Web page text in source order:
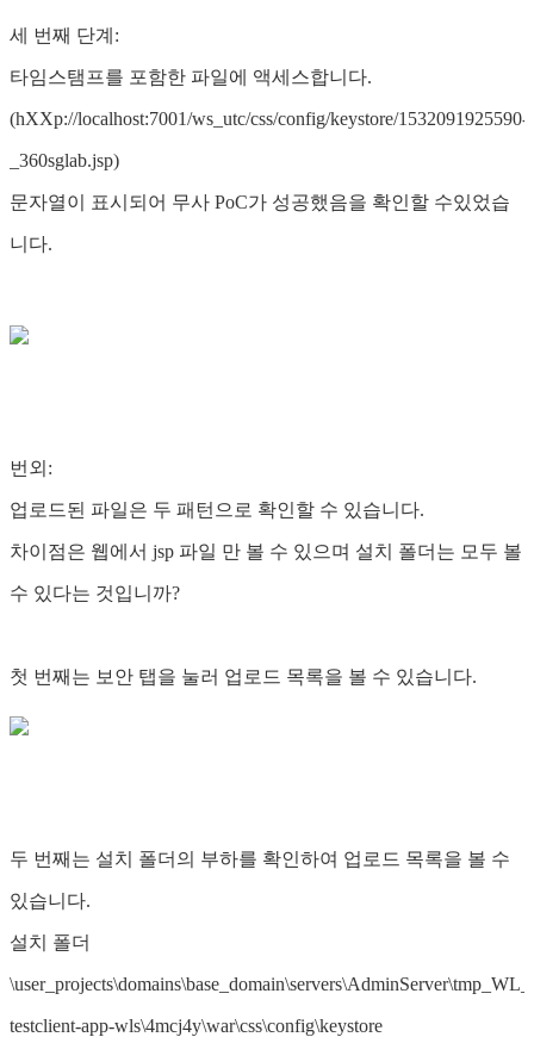
세 번째 단계:
타임스탬프를 포함한 파일에 액세스합니다.
(hXXp://localhost:7001/ws_utc/css/config/keystore/1532091925590-
_360sglab.jsp)
문자열이 표시되어 무사 PoC가 성공했음을 확인할 수있었습
니다.
번외:
업로드된 파일은 두 패턴으로 확인할 수 있습니다.
차이점은 웹에서 jsp 파일 만 볼 수 있으며 설치 폴더는 모두 볼
수 있다는 것입니까?
첫 번째는 보안 탭을 눌러 업로드 목록을 볼 수 있습니다.
두 번째는 설치 폴더의 부하를 확인하여 업로드 목록을 볼 수
있습니다.
설치 폴더
testclient-app-wls\4mcj4y\war\css\config\keystore